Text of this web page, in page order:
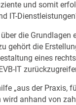
und somit
IT-
die Grundlagen
gehört die
eines
IT
„aus der Praxis,
anhand von